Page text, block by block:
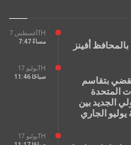
أغسطس 7TH
7:47 مساءً
أفينز
يوليو 17TH
11:46 صباحًا
بتقاسم
المتحدة
الجديد بين
يوليو الجاري
يوليو 17TH